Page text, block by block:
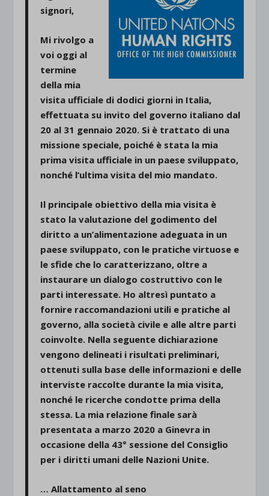
signori,
Mi rivolgo a
voi oggi al
termine
della mia
visita ufficiale di dodici giorni in Italia,
effettuata su invito del governo italiano dal
20 al 31 gennaio 2020. Si è trattato di una
missione speciale, poiché è stata la mia
prima visita ufficiale in un paese sviluppato,
nonché l’ultima visita del mio mandato.
Il principale obiettivo della mia visita è
stato la valutazione del godimento del
diritto a un’alimentazione adeguata in un
paese sviluppato, con le pratiche virtuose e
le sfide che lo caratterizzano, oltre a
instaurare un dialogo costruttivo con le
parti interessate. Ho altresì puntato a
fornire raccomandazioni utili e pratiche al
governo, alla società civile e alle altre parti
coinvolte. Nella seguente dichiarazione
vengono delineati i risultati preliminari,
ottenuti sulla base delle informazioni e delle
interviste raccolte durante la mia visita,
nonché le ricerche condotte prima della
stessa. La mia relazione finale sarà
presentata a marzo 2020 a Ginevra in
occasione della 43° sessione del Consiglio
per i diritti umani delle Nazioni Unite.
…Allattamento al seno